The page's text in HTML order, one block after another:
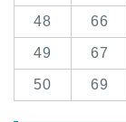
48 66
49 67
50 69